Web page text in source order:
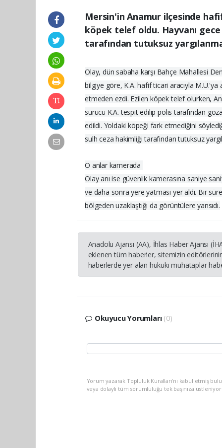
Mersin'in Anamur ilçesinde
köpek telef oldu. Hayvanı
tarafından tutuksuz
Olay, dün sabaha karşı Bahçe Mahallesi
bilgiye göre, K.A. hafif ticari aracıyla
etmeden ezdi. Ezilen köpek telef olurken,
sürücü K.A. tespit edilip polis tarafından
edildi. Yoldaki köpeği fark etmediğini
sulh ceza hakimliği tarafından tutuksuz
O anlar kamerada
Olay anı ise güvenlik kamerasına saniye
ve daha sonra yere yatması yer aldı. Bir
bölgeden uzaklaştığı da görüntülere yansıdı.
Anadolu Ajansı (AA), İhlas Haber Ajansı
eklenen tüm haberler, sitemizin
haberlerde yer alan hukuki muhataplar
Okuyucu Yorumları (0)
Yorum yazarak Topluluk Kuralları’nı kabul etmiş
veya dolaylı tüm sorumluluğu tek başınıza